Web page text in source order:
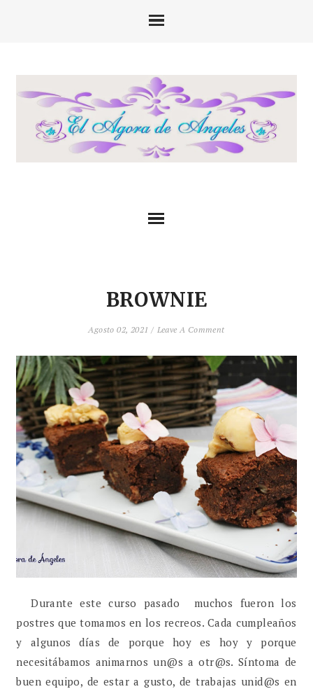
BROWNIE
Agosto 02, 2021 / Leave A Comment
Durante este curso pasado muchos fueron los
postres que tomamos en los recreos. Cada cumpleaños
y algunos días de porque hoy es hoy y porque
necesitábamos animarnos un@s a otr@s. Síntoma de
buen equipo, de estar a gusto, de trabajas unid@s en